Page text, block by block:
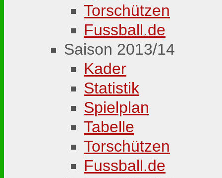
Torschützen
Fussball.de
Saison 2013/14
Kader
Statistik
Spielplan
Tabelle
Torschützen
Fussball.de